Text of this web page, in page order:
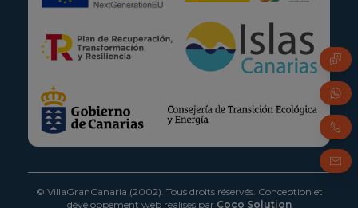
FAQ
© VillaGranCanaria (2002). Tous droits réservés. Conception et
développement web réalisés par Coco Solution